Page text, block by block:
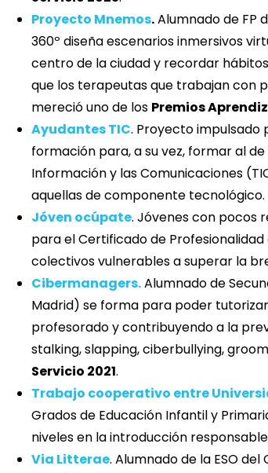
Proyecto Mnemos.Alumnado de FP
360º diseña escenarios inmersivos
centro de la ciudad y recordar
que los terapeutas que trabajan con
mereció uno de los Premios
Ayudantes TIC. Proyecto impulsado
formación para, a su vez, formar al
Información y las Comunicaciones
aquellas de componente tecnológico.
Jóven ocúpate. Jóvenes con pocos
para el Certificado de
colectivos vulnerables a superar la
Cibermanagers.Alumnado de
Madrid) se forma para poder
profesorado y contribuyendo a la
stalking, slapping, ciberbullying,
Servicio 2021.
Trabajo cooperativo entre
Grados de Educación Infantil y
niveles en la introducción responsable
Via Litterae. Alumnado de la ESO